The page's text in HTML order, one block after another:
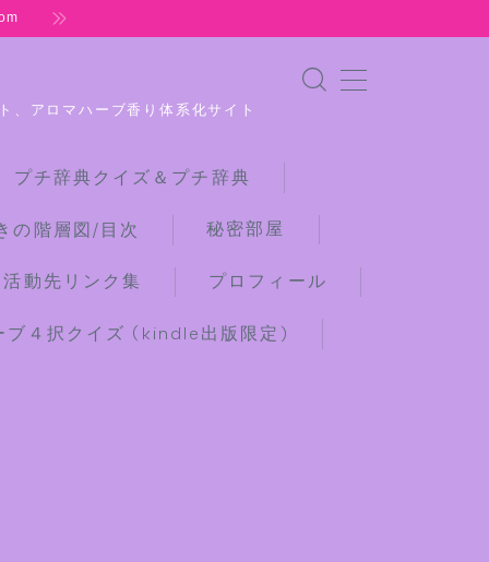
、アロマハーブ香り体系化サイト
チ辞典クイズ＆プチ辞典
の階層図/目次 秘密部屋
動先リンク集 プロフィール
４択クイズ (kindle出版限定)